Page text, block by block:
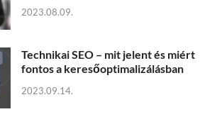
2023.08.09.
Technikai SEO – mit jelent és miért
fontos a keresőoptimalizálásban
2023.09.14.